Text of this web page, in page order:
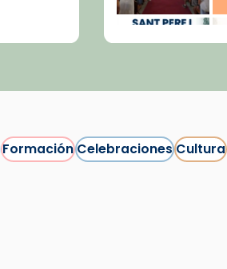
FormaciónCelebracionesCultura